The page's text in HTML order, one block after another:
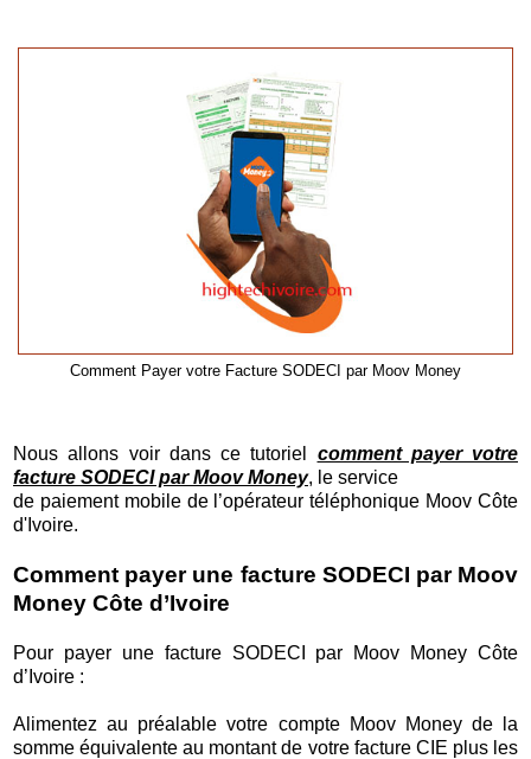
Comment Payer votre Facture SODECI par Moov Money
Nous allons voir dans ce tutoriel comment payer votre
facture SODECI par Moov Money, le service
de paiement mobile de l’opérateur téléphonique Moov Côte
d'Ivoire.
Comment payer une facture SODECI par Moov
Money Côte d’Ivoire
Pour payer une facture SODECI par Moov Money Côte
d’Ivoire :
Alimentez au préalable votre compte Moov Money de la
somme équivalente au montant de votre facture CIE plus les